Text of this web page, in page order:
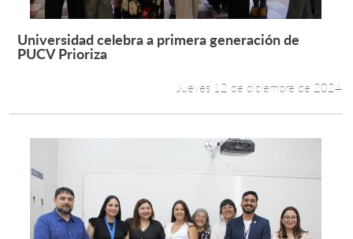
Leer más +
Universidad celebra a primera generación de
PUCV Prioriza
Jueves 12 de diciembre de 2024